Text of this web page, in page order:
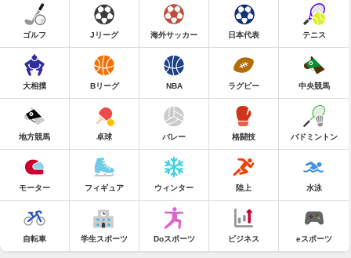
ゴルフ Jリーグ 海外サッカー 日本代表 テニス
大相撲 Bリーグ NBA ラグビー 中央競馬
地方競馬 卓球 バレー 格闘技 バドミントン
モーター フィギュア ウィンター 陸上 水泳
自転車 学生スポーツ Doスポーツ ビジネス eスポーツ